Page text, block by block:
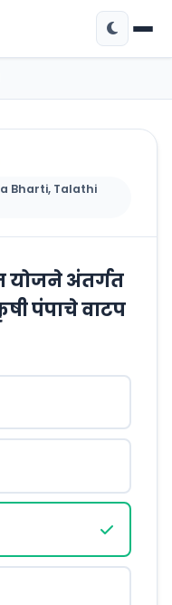
Bharti, Talathi
योजने अंतर्गत
पंपाचे वाटप